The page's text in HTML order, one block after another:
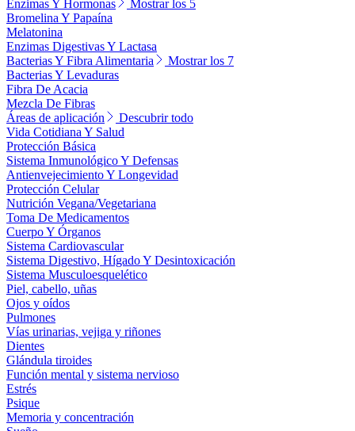
Enzimas Y Hormonas
Mostrar los 5
Bromelina Y Papaína
Melatonina
Enzimas Digestivas Y Lactasa
Bacterias Y Fibra Alimentaria
Mostrar los 7
Bacterias Y Levaduras
Fibra De Acacia
Mezcla De Fibras
Áreas de aplicación
Descubrir todo
Vida Cotidiana Y Salud
Protección Básica
Sistema Inmunológico Y Defensas
Antienvejecimiento Y Longevidad
Protección Celular
Nutrición Vegana/Vegetariana
Toma De Medicamentos
Cuerpo Y Órganos
Sistema Cardiovascular
Sistema Digestivo, Hígado Y Desintoxicación
Sistema Musculoesquelético
Piel, cabello, uñas
Ojos y oídos
Pulmones
Vías urinarias, vejiga y riñones
Dientes
Glándula tiroides
Función mental y sistema nervioso
Estrés
Psique
Memoria y concentración